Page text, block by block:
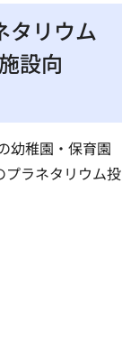
タリウム
設向
幼稚園・保育園
ラネタリウム投